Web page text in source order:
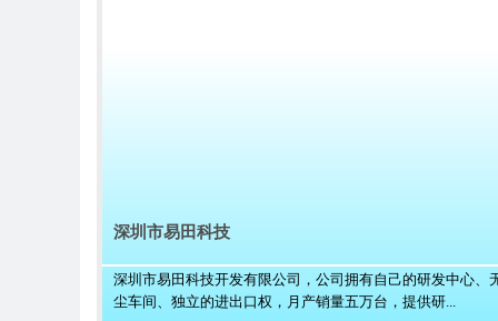
深圳市易田科技
深圳市易田科技开发有限公司，公司拥有自己的研发中心、
尘车间、独立的进出口权，月产销量五万台，提供研...